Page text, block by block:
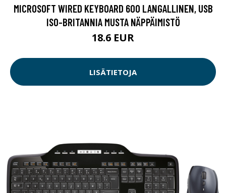
MICROSOFT WIRED KEYBOARD 600 LANGALLINEN, USB
ISO-BRITANNIA MUSTA NÄPPÄIMISTÖ
18.6 EUR
LISÄTIETOJA